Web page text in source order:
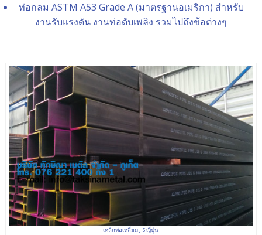
ท่อกลม ASTM A53 Grade A (มาตรฐานอเมริกา) สำหรับ
งานรับแรงดัน งานท่อดับเพลิง รวมไปถึงข้อต่างๆ
เหล็กท่อเหลี่ยม JIS ญี่ปุ่น